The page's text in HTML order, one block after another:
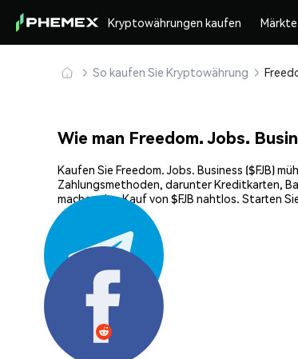
Kryptowährungen kaufen Märkte
So kaufen Sie Kryptowährung
Wie man Freedom. Jobs.
Kaufen Sie Freedom. Jobs. Business ($FJB)
Zahlungsmethoden, darunter Kreditkarten,
machen den Kauf von $FJB nahtlos. Starten